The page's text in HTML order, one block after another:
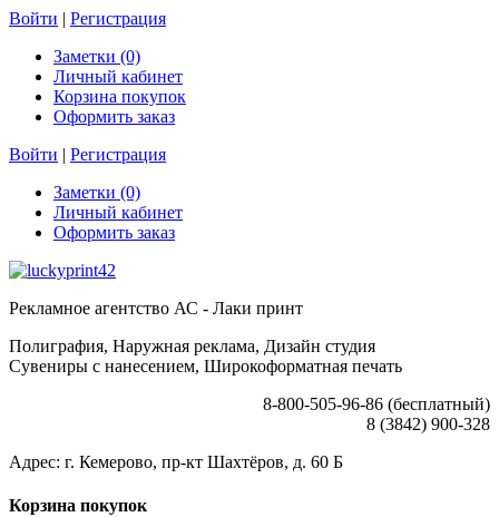
Войти | Регистрация
Заметки (0)
Личный кабинет
Корзина покупок
Оформить заказ
Войти | Регистрация
Заметки (0)
Личный кабинет
Оформить заказ
Рекламное агентство АС - Лаки принт
Полиграфия, Наружная реклама, Дизайн студия
Сувениры с нанесением, Широкоформатная печать
8-800-505-96-86 (бесплатный)
8 (3842) 900-328
Адрес: г. Кемерово, пр-кт Шахтёров, д. 60 Б
Корзина покупок